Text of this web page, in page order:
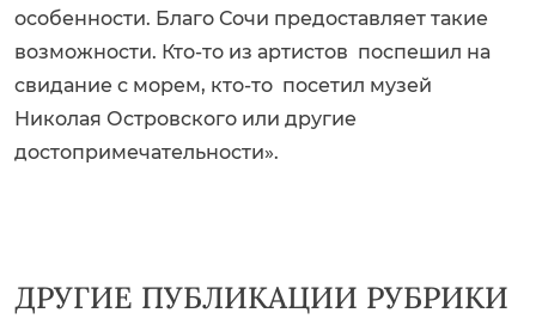
особенности. Благо Сочи предоставляет такие
возможности. Кто-то из артистов поспешил на
свидание с морем, кто-то посетил музей
Николая Островского или другие
достопримечательности».
ДРУГИЕ ПУБЛИКАЦИИ РУБРИКИ